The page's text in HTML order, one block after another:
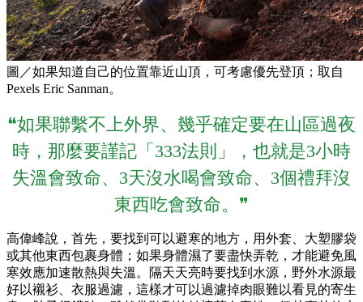
圖／如果知道自己的位置靠近山頂，可考慮優先登頂；取自
Pexels Eric Sanman。
❝如果聯繫不上外界、幾乎確定要在山區過夜
時，那麼要謹記「333法則」，也就是3小時
失溫會致命、3天沒水喝會致命、3個禮拜沒
東西吃會致命。❞
高偉峰說，首先，要找到可以避寒的地方，用外套、大塑膠袋
或其他東西包裹身體；如果身體濕了要盡快弄乾，才能避免風
寒效應加速散熱與失溫。隔天天亮時要找到水源，野外水源最
好以襯衫、衣服過濾，這樣才可以過濾掉肉眼難以看見的寄生